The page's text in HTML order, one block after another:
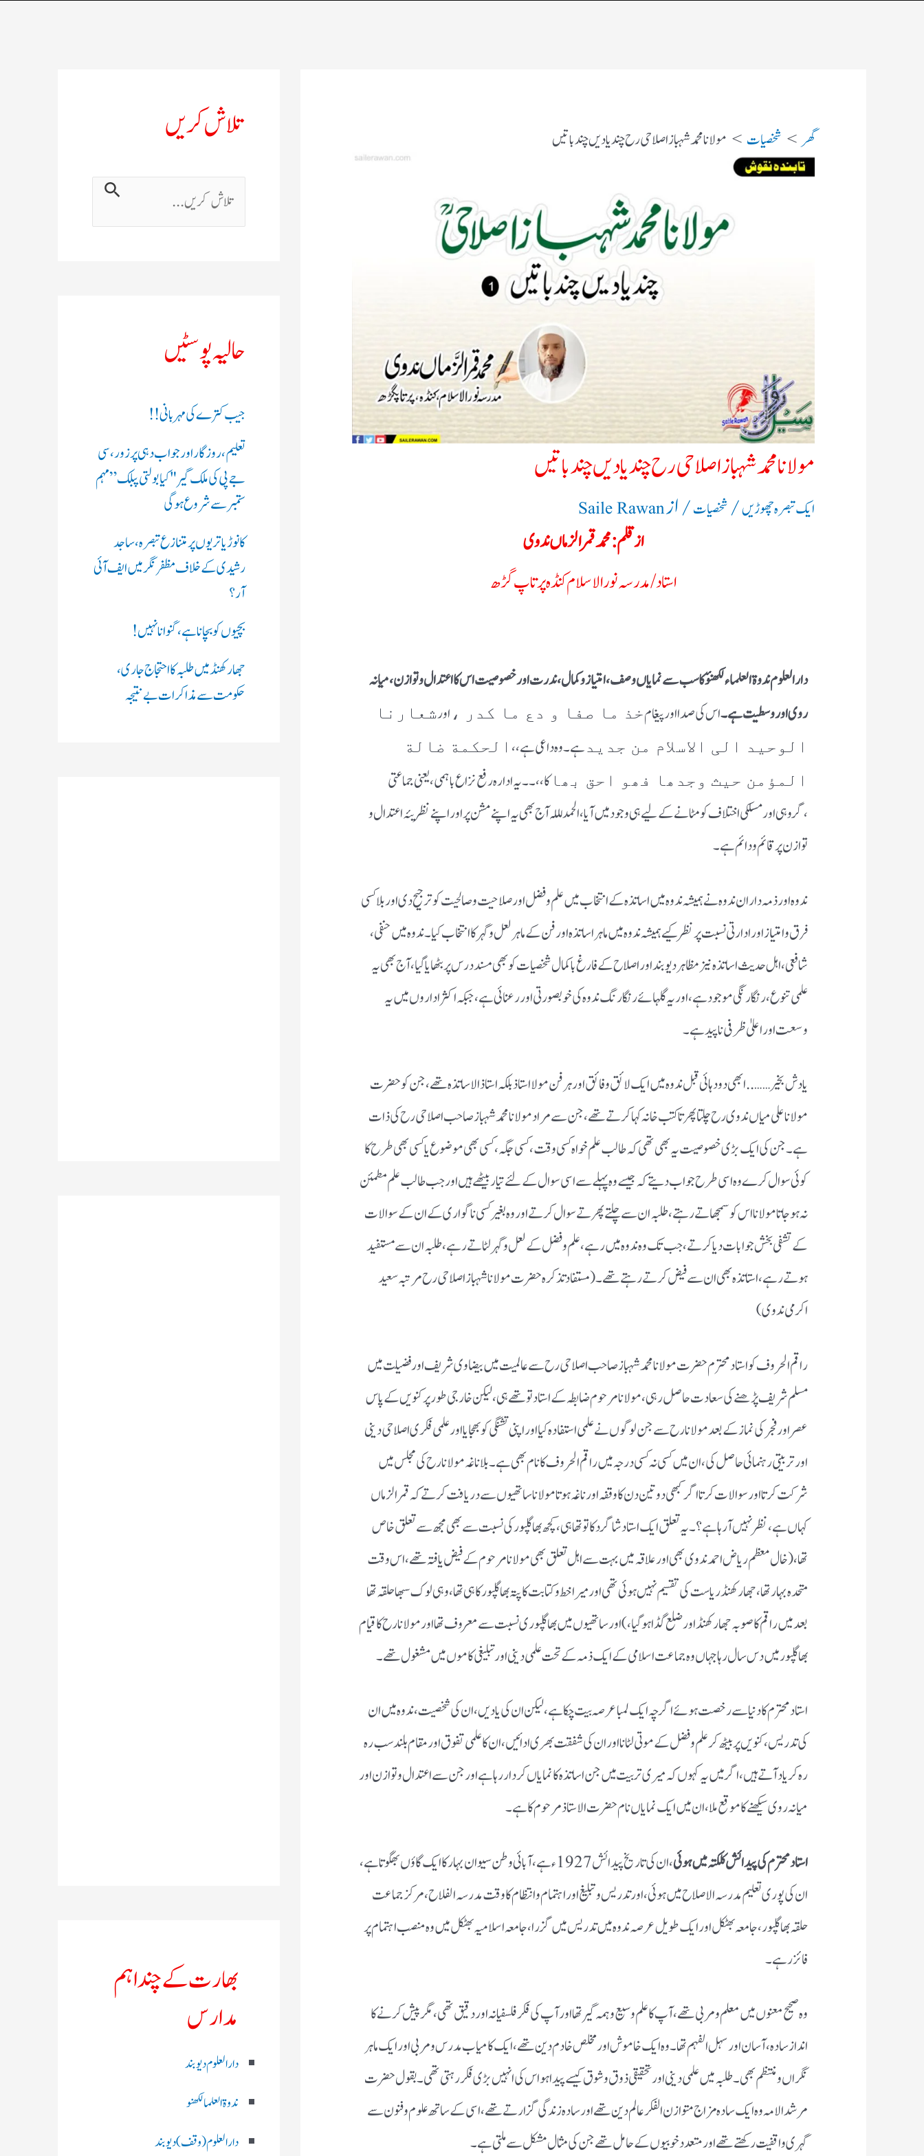
گھر شخصیات مولانا محمد شہباز اصلاحی رح چند یادیں چند باتیں
مولانا محمد شہباز اصلاحی رح چند یادیں چند باتیں
ایک تبصرہ چھوڑیں/شخصیات/ ازSaile Rawan
از قلم:محمد قمر الزماں ندوی
استاد/ مدرسہ نور الاسلام کنڈہ پرتاپ گڑھ
دارالعلوم ندوة العلماء لکھنؤ کا سب سے نمایاں وصف، امتیاز و کمال، ندرت اور خصوصیت اس کا اعتدال و توازن، میانہ
روی اور وسطیت ہے ۔اس کی صدا اور پیغامخذ ما صفا و دع ما کدر ، اورشعارنا
الوحید الی الاسلام من جدیدہے ۔ وہ داعی ہے ،، الحکمة ضالة
المؤمن حیث وجدھا فھو احق بھاکا،،۔۔ یہ ادارہ رفع نزاع باہمی، یعنی جماعتی
،گروہی اور مسلکی اختلاف کو مٹانے کے لیے ہی وجود میں آیا، الحمد لللہ آج بھی یہ اپنے مشن پر اور اپنے نظریئہ اعتدال و
توازن پر قائم و دائم ہے ۔
ندوہ اور ذمہ داران ندوہ نے ہمیشہ ندوہ میں اساتذہ کے انتخاب میں علم و فضل اور صلاحیت و صالحیت کو ترجیح دی اور بلا کسی
فرق و امتیاز اور ادارتی نسبت پر نظر کیے ہمیشہ ندوہ میں ماہر اساتذہ اور فن کے ماہر لعل و گہر کا انتخاب کیا ۔ ندوہ میں حنفی،
شافعی، اہل حدیث اساتذہ نیز مظاہر دیوبند اور اصلاح کے فارغ باکمال شخصیات کو بھی مسند درس پر بٹھایا گیا ،آج بھی یہ
علمی تنوع، رنگا رنگی موجود ہے، اور یہ گلہائے رنگا رنگ ندوہ کی خوبصورتی اور رعنائی ہے ،جبکہ اکثر اداروں میں یہ
وسعت اور اعلیٰ ظرفی ناپید ہے۔
یادش بخیر ……..ابھی دو دہائی قبل ندوہ میں ایک لائق و فائق اور ہر فن مولا استاذ بلکہ استاذ الاساتذہ تھے ،جن کو حضرت
مولانا علی میاں ندوی رح چلتا پھرتا کتب خانہ کہا کرتے تھے ،جن سے مراد مولانا محمد شہباز صاحب اصلاحی رح کی ذات
ہے۔جن کی ایک بڑی خصوصیت یہ بھی تھی کہ طالب علم خواہ کسی وقت ،کسی جگہ، کسی بھی موضوع یا کسی بھی طرح کا
کوئی سوال کرے وہ اسی طرح جواب دیتے کہ جیسے وہ پہلے سے اسی سوال کے لئے تیار بیٹھے ہیں اور جب طالب علم مطمئن
نہ ہوجاتا مولانا اس کو سمجھاتے رہتے ،طلبہ ان سے چلتے پھرتے سوال کرتے اور وہ بغیر کسی ناگواری کے ان کے سوالات
کے تشفی بخش جوابات دیا کرتے ، جب تک وہ ندوہ میں رہے ، علم و فضل کے لعل و گہر لٹاتے رہے ،طلبہ ان سے مستفید
ہوتے رہے، استاتذہ بھی ان سے فیض کرتے رہتے تھے۔ ( مستفاد تذکرہ حضرت مولانا شہباز اصلاحی رح مرتبہ سعید
اکرمی ندوی)
راقم الحروف کو استاد محترم حضرت مولانا محمد شہباز صاحب اصلاحی رح سے عالمیت میں بیضاوی شریف اور فضیلت میں
مسلم شریف پڑھنے کی سعادت حاصل رہی ، مولانا مرحوم ضابطہ کے استاد تو تھے ہی، لیکن خارجی طور پر کنویں کے پاس
عصر اور فجر کی نماز کے بعد مولانا رح سے جن لوگوں نے علمی استفادہ کیا اور اپنی تشنگی کو بھجایا اور علمی فکری اصلاحی دینی
اور تربیتی رہنمائی حاصل کی ،ان میں کسی نہ کسی درجہ میں راقم الحروف کا نام بھی ہے ۔ بلا ناغہ مولانا رح کی مجلس میں
شرکت کرتا اور سوالات کرتا اگر کبھی دو تین دن کا وقفہ اور ناغہ ہوتا مولانا ساتھیوں سے دریافت کرتے کہ قمر الزماں
کہاں ہے ،نظر نہیں آرہا ہے؟ ۔ یہ تعلق ایک استاد شاگرد کا تو تھا ہی ،کچھ بھاگلپور کی نسبت سے بھی مجھ سے تعلق خاص
تھا،( خال معظم ریاض احمد ندوی بھی اور علاقہ میں بہت سے اہل تعلق بھی مولانا مرحوم کے فیض یافتہ تھے،اس وقت
متحدہ بہار تھا،جھارکھنڈ ریاست کی تقسیم نہیں ہوئی تھی اور میرا خط و کتابت کا پتہ بھاگلپور کا ہی تھا، وہی لوک سبھا حلقہ تھا
بعد میں راقم کا صوبہ جھارکھنڈ اور ضلع گڈا ہوگیا،) اور ساتھیوں میں بھاگلپوری نسبت سے معروف تھا اور مولانا رح کا قیام
بھاگلپور میں دس سال رہا جہاں وہ جماعت اسلامی کے ایک ذمہ کے تحت علمی دینی اور تبلیغی کاموں میں مشغول تھے ۔
استاد محترم کا دنیا سے رخصت ہوئے اگر چہ ایک لمبا عرصہ بیت چکا ہے ،لیکن ان کی یادیں ،ان کی شخصیت، ندوہ میں ان
کی تدریس ،کنویں پر بیٹھ کر علم و فضل کے موتی لٹانا اور ان کی شفقت بھری ادائیں، ان کا علمی تفوق اور مقام بلند سب رہ
رہ کر یاد آتے ہیں ،اگر میں یہ کہوں کہ میری تربیت میں جن اساتذہ کا نمایاں کردار رہا ہے اور جن سے اعتدال و توازن اور
میانہ روی سیکھنے کا موقع ملا، ان میں ایک نمایاں نام حضرت الاستاذ مرحوم کا ہے ۔
استاد محترم کی پیدائش کلکتہ میں ہوئی
، ان کی تاریخ پیدائش 1927ء ہے ،آبائی وطن سیوان بہار کا ایک گاؤں بھگوتا ہے،
ان کی پوری تعلیم مدرسہ الاصلاح میں ہوئی ، اور تدریس و تبلیغ اور اہتمام و انتظام کا وقت مدرسہ الفلاح ، مرکز جماعت
حلقہ بھاگلپور، جامعہ بھٹکل اور ایک طویل عرصہ ندوہ میں تدریس میں گزرا ، جامعہ اسلامیہ بھٹکل میں وہ منصب اہتمام پر
فائز رہے۔
وہ صحیح معنوں میں معلم و مربی تھے ،آپ کا علم وسیع و ہمہ گیر تھا اور آپ کی فکر فلسفیانہ اور دقیق تھی ،مگر پیش کرنے کا
انداز سادہ ،آسان اور سہل الفہم تھا ۔وہ ایک خاموش اور مخلص خادم دین تھے، ایک کامیاب مدرس و مربی اور ایک ماہر
نگراں و منتظم بھی ۔طلبہ میں علمی دینی اور تحقیقی ذوق و شوق کیسے پیدا ہو اس کی انہیں بڑی فکر رہتی تھی ۔ بقول حضرت
مرشد الامہ وہ ایک سادہ مزاج متوازن الفکر عالم دین تھے اور سادہ زندگی گزارتے تھے ،اسی کے ساتھ علوم وفنون سے
گہری واقفیت رکھتے تھے اور متعدد خوبیوں کے حامل تھے جن کی مثال مشکل سے ملتی ہے ۔
تلاش کریں
ت
ل
ر
ں
:
حالیہ پوسٹیں
جیب کترے کی مہربانی !!
تعلیم، روزگار اور جواب دہی پر زور، سی
جے پی کی ملک گیر "کیا بولتی پبلک” مہم
ستمبر سے شروع ہوگی
کانوڑ یاتریوں پر متنازع تبصرہ، ساجد
رشیدی کے خلاف مظفرنگر میں ایف آئی
آر؟
بچیوں کو بچانا ہے، گنوانا نہیں!
جھارکھنڈ میں طلبہ کا احتجاج جاری،
حکومت سے مذاکرات بے نتیجہ
بھارت کے چند اہم
مدارس
دارالعلوم دیوبند
ندوۃالعلما لکھنو
دارالعلوم (وقف)دیوبند